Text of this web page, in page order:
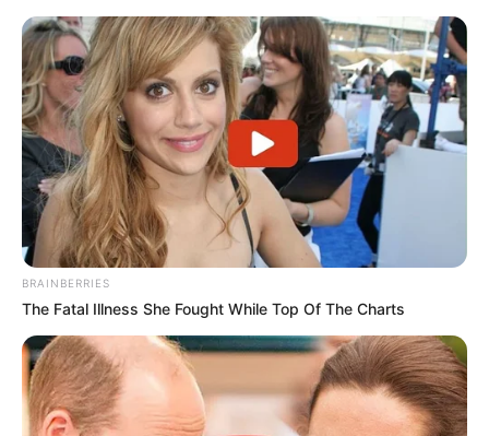
BRAINBERRIES
The Fatal Illness She Fought While Top Of The Charts